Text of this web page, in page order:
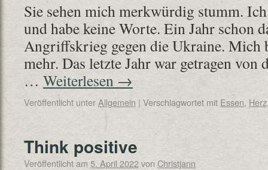
Sie sehen mich merkwürdig stumm.
und habe keine Worte. Ein Jahr schon
Angriffskrieg gegen die Ukraine. Mich
mehr. Das letzte Jahr war getragen
… Weiterlesen →
Veröffentlicht unterAllgemein | Verschlagwortet mit Essen, Herz
Think positive
Veröffentlicht am 5. April 2022von Christjann